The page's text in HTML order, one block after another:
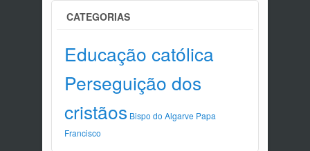
CATEGORIAS
Educação católica
Perseguição dos
cristãos Bispo do Algarve Papa
Francisco